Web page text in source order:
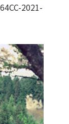
2021-